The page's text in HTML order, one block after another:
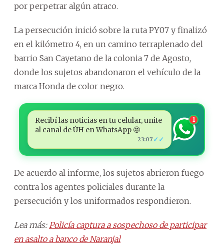
por perpetrar algún atraco.
La persecución inició sobre la ruta PY07 y finalizó
en el kilómetro 4, en un camino terraplenado del
barrio San Cayetano de la colonia 7 de Agosto,
donde los sujetos abandonaron el vehículo de la
marca Honda de color negro.
Recibí las noticias en tu celular, unite
al canal de ÚH en WhatsApp 🤩
23:07 ✓✓
1
De acuerdo al informe, los sujetos abrieron fuego
contra los agentes policiales durante la
persecución y los uniformados respondieron.
Lea más: Policía captura a sospechoso de participar
en asalto a banco de Naranjal